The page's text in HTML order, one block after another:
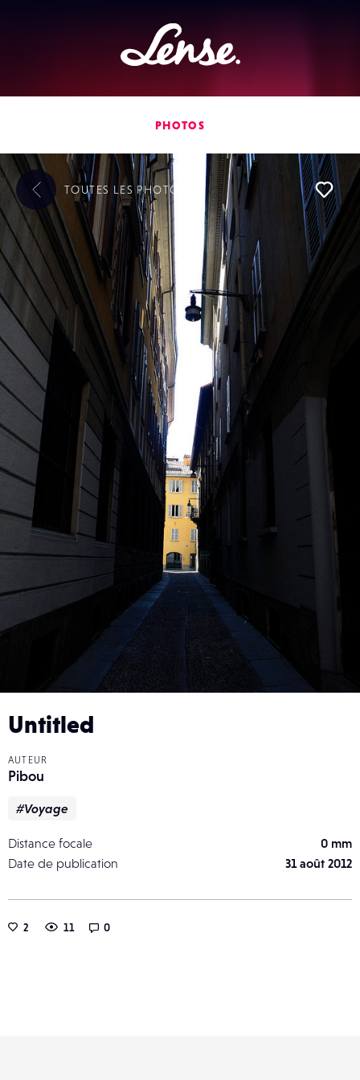
Lense
PHOTOS
Untitled
AUTEUR
Pibou
#Voyage
Distance focale
0 mm
Date de publication
31 août 2012
2 11 0
TOUTES LESPHOTOS